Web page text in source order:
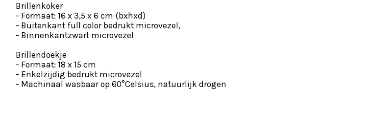
Brillenkoker
- Formaat: 16 x 3,5 x 6 cm (bxhxd)
- Buitenkant full color bedrukt microvezel,
- Binnenkantzwart microvezel
Brillendoekje
- Formaat: 18 x 15 cm
- Enkelzijdig bedrukt microvezel
- Machinaal wasbaar op 60°Celsius, natuurlijk drogen